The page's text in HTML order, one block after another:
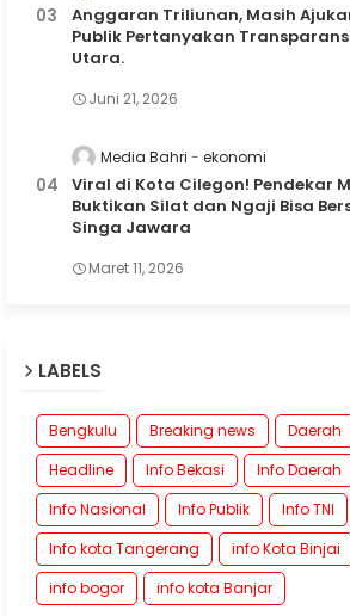
Anggaran Triliunan, Masih
Publik Pertanyakan
Utara.
Juni 21, 2026
Media Bahri ekonomi
Viral di Kota Cilegon! Pendekar
Buktikan Silat dan Ngaji Bisa
Singa Jawara
Maret 11, 2026
LABELS
Bengkulu Breaking news Daerah
Headline
Info Bekasi Info Daerah
Info Nasional
Info Publik Info TNI
Info kota Tangerang
info Kota Binjai
info bogor
info kota Banjar